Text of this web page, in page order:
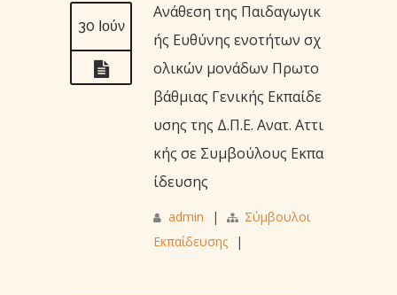
30 Ιούν
Ανάθεση της Παιδαγωγικ
ής Ευθύνης ενοτήτων σχ
ολικών μονάδων Πρωτο
βάθμιας Γενικής Εκπαίδε
υσης της Δ.Π.Ε. Ανατ. Αττι
κής σε Συμβούλους Εκπα
ίδευσης
admin |
Σύμβουλοι
Εκπαίδευσης
|